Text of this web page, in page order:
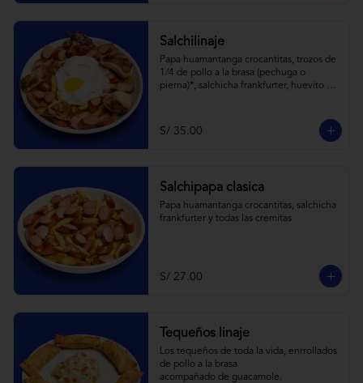
Salchilinaje
Papa huamantanga crocantitas, trozos de
1/4 de pollo a la brasa (pechuga o
pierna)*, salchicha frankfurter, huevito
o pierna es sujeta a stock.
S/ 35.00
Salchipapa clasica
Papa huamantanga crocantitas, salchicha
frankfurter y todas las cremitas
S/ 27.00
Tequeños linaje
Los tequeños de toda la vida, enrrollados
de pollo a la brasa
acompañado de guacamole.